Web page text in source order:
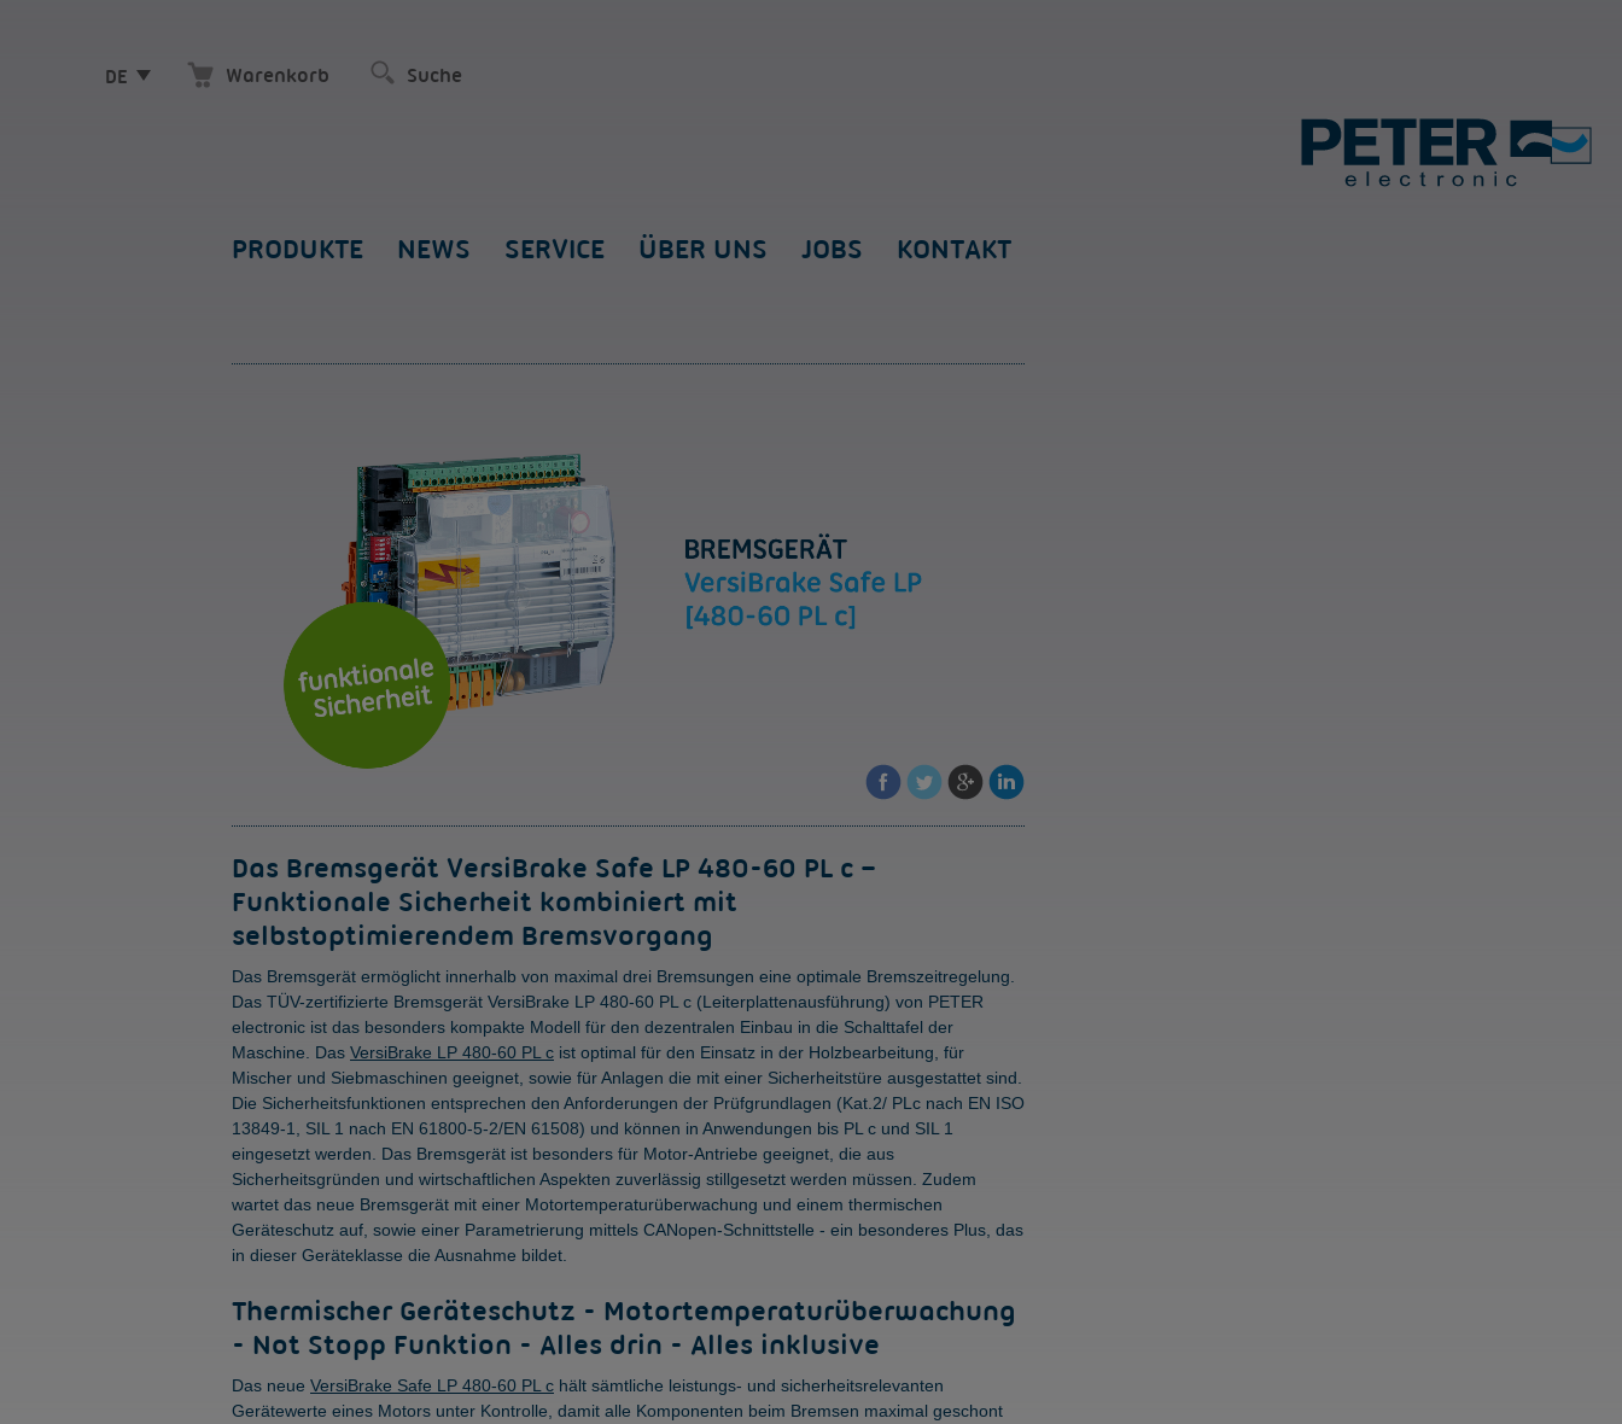
DE Warenkorb
PRODUKTE NEWS SERVICE ÜBER UNS JOBS KONTAKT
Das Bremsgerät VersiBrake Safe LP 480-60 PL c –
Funktionale Sicherheit kombiniert mit
selbstoptimierendem Bremsvorgang
Das Bremsgerät ermöglicht innerhalb von maximal drei Bremsungen eine optimale Bremszeitregelung.
Das TÜV-zertifizierte Bremsgerät VersiBrake LP 480-60 PL c (Leiterplattenausführung) von PETER
electronic ist das besonders kompakte Modell für den dezentralen Einbau in die Schalttafel der
Maschine. Das VersiBrake LP 480-60 PL c ist optimal für den Einsatz in der Holzbearbeitung, für
Mischer und Siebmaschinen geeignet, sowie für Anlagen die mit einer Sicherheitstüre ausgestattet sind.
Die Sicherheitsfunktionen entsprechen den Anforderungen der Prüfgrundlagen (Kat.2/ PLc nach EN ISO
13849-1, SIL 1 nach EN 61800-5-2/EN 61508) und können in Anwendungen bis PL c und SIL 1
eingesetzt werden. Das Bremsgerät ist besonders für Motor-Antriebe geeignet, die aus
Sicherheitsgründen und wirtschaftlichen Aspekten zuverlässig stillgesetzt werden müssen. Zudem
wartet das neue Bremsgerät mit einer Motortemperaturüberwachung und einem thermischen
Geräteschutz auf, sowie einer Parametrierung mittels CANopen-Schnittstelle - ein besonderes Plus, das
in dieser Geräteklasse die Ausnahme bildet.
Thermischer Geräteschutz - Motortemperaturüberwachung
- Not Stopp Funktion - Alles drin - Alles inklusive
Das neue VersiBrake Safe LP 480-60 PL c hält sämtliche leistungs- und sicherheitsrelevanten
Gerätewerte eines Motors unter Kontrolle, damit alle Komponenten beim Bremsen maximal geschont